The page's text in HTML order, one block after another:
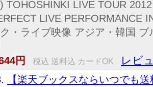
TOHOSHINKI LIVE TOUR
LIVE PERFORMANCE
・ライブ映像 アジア・韓国
円
税込 送料込 カードOK レビ
【楽天ブックスならいつでも